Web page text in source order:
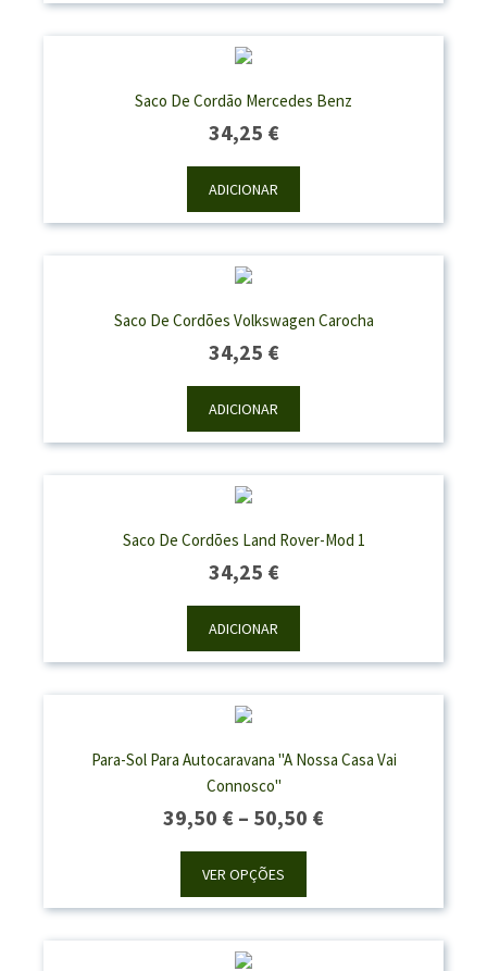
Saco De Cordão Mercedes Benz
34,25 €
ADICIONAR
Saco De Cordões Volkswagen Carocha
34,25 €
ADICIONAR
Saco De Cordões Land Rover-Mod 1
34,25 €
ADICIONAR
Para-Sol Para Autocaravana "A Nossa Casa Vai
Connosco"
39,50 € – 50,50 €Price
Through
VER OPÇÕES